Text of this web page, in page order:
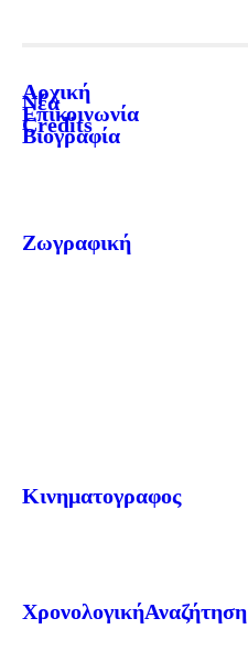
Αρχική
Νέα
Επικοινωνία
Credits
Βιογραφία
Ζωγραφική
Κινηματογραφος
Χρονολογική Αναζήτηση